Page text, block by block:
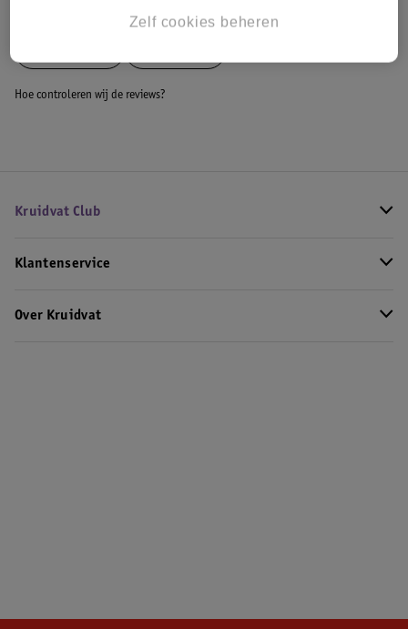
Hoe controleren wij de reviews?
Kruidvat Club
Klantenservice
Over Kruidvat
Zelf cookies beheren